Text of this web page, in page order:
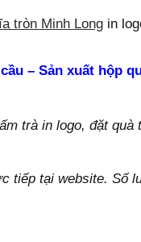
tròn Minh Long in
– Sản xuất hộp
trà in logo, đặt
tiếp tại website. Số